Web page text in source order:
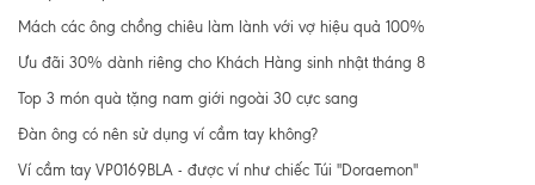
Mách các ông chồng chiêu làm lành với vợ hiệu quả 100%
Ưu đãi 30% dành riêng cho Khách Hàng sinh nhật tháng 8
Top 3 món quà tặng nam giới ngoài 30 cực sang
Đàn ông có nên sử dụng ví cầm tay không?
Ví cầm tay VP0169BLA - được ví như chiếc Túi "Doraemon"